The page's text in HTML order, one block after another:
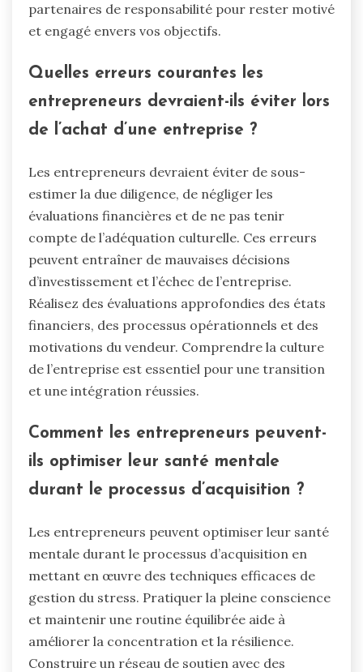
partenaires de responsabilité pour rester motivé
et engagé envers vos objectifs.
Quelles erreurs courantes les
entrepreneurs devraient-ils éviter lors
de l’achat d’une entreprise ?
Les entrepreneurs devraient éviter de sous-
estimer la due diligence, de négliger les
évaluations financières et de ne pas tenir
compte de l’adéquation culturelle. Ces erreurs
peuvent entraîner de mauvaises décisions
d’investissement et l’échec de l’entreprise.
Réalisez des évaluations approfondies des états
financiers, des processus opérationnels et des
motivations du vendeur. Comprendre la culture
de l’entreprise est essentiel pour une transition
et une intégration réussies.
Comment les entrepreneurs peuvent-
ils optimiser leur santé mentale
durant le processus d’acquisition ?
Les entrepreneurs peuvent optimiser leur santé
mentale durant le processus d’acquisition en
mettant en œuvre des techniques efficaces de
gestion du stress. Pratiquer la pleine conscience
et maintenir une routine équilibrée aide à
améliorer la concentration et la résilience.
Construire un réseau de soutien avec des